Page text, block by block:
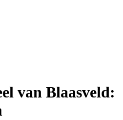
van Blaasveld: